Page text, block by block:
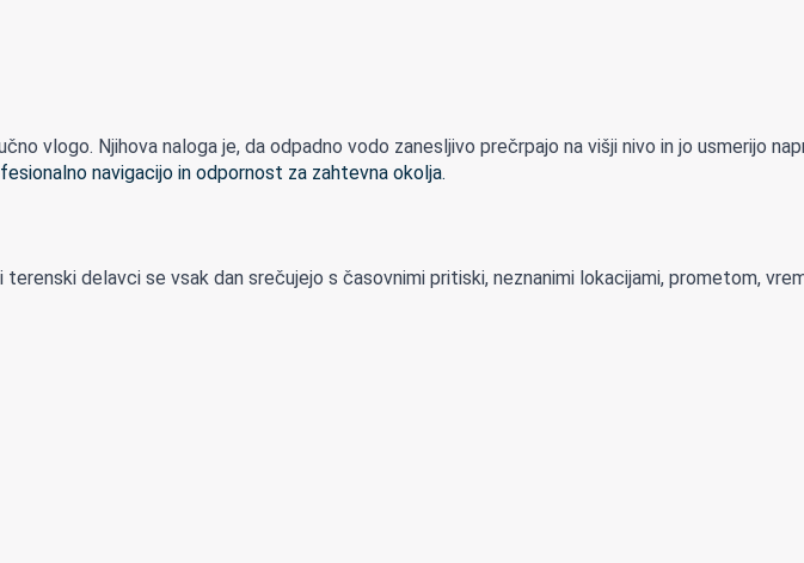
vlogo. Njihova naloga je, da odpadno vodo zanesljivo prečrpajo na višji nivo in jo usmerijo
delavci se vsak dan srečujejo s časovnimi pritiski, neznanimi lokacijami, prometom,